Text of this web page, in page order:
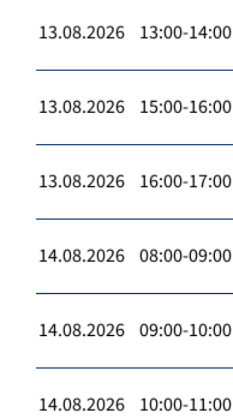
13.08.2026 13:00-14:00
13.08.2026 15:00-16:00
13.08.2026 16:00-17:00
14.08.2026 08:00-09:00
14.08.2026 09:00-10:00
14.08.2026 10:00-11:00